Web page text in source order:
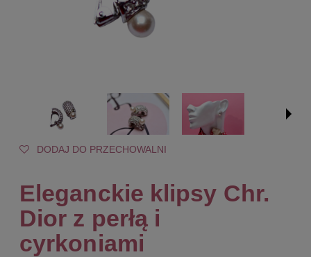
DODAJ DO PRZECHOWALNI
Eleganckie klipsy Chr.
Dior z perłą i
cyrkoniami